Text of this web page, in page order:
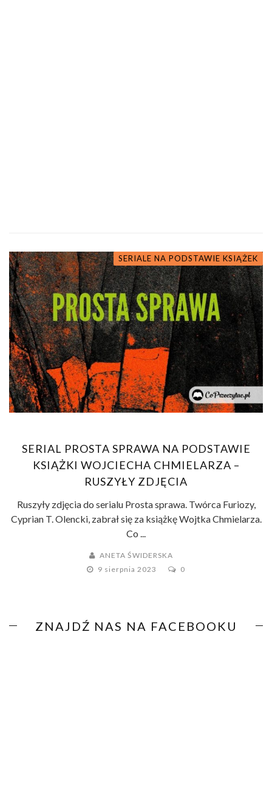
SERIALE NA PODSTAWIE KSIĄŻEK
SERIAL PROSTA SPRAWA NA PODSTAWIE
KSIĄŻKI WOJCIECHA CHMIELARZA –
RUSZYŁY ZDJĘCIA
Ruszyły zdjęcia do serialu Prosta sprawa. Twórca Furiozy,
Cyprian T. Olencki, zabrał się za książkę Wojtka Chmielarza.
Co ...
ANETA ŚWIDERSKA
9 sierpnia 2023
0
ZNAJDŹ NAS NA FACEBOOKU